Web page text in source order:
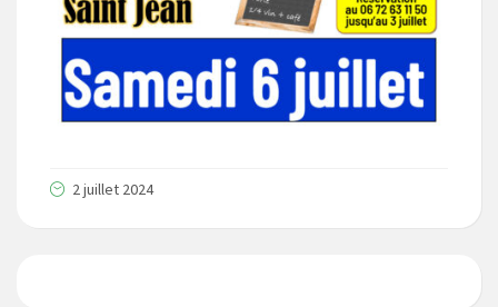
2 juillet 2024